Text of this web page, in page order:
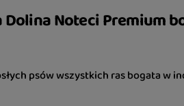
Noteci Premium
psów wszystkich ras bogata w